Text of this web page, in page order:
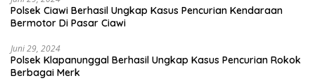
Polsek Ciawi Berhasil Ungkap Kasus Pencurian Kendaraan
Bermotor Di Pasar Ciawi
Juni 29, 2024
Polsek Klapanunggal Berhasil Ungkap Kasus Pencurian Rokok
Berbagai Merk